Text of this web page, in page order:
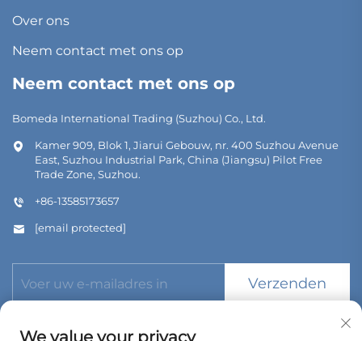
Over ons
Neem contact met ons op
Neem contact met ons op
Bomeda International Trading (Suzhou) Co., Ltd.
Kamer 909, Blok 1, Jiarui Gebouw, nr. 400 Suzhou Avenue
East, Suzhou Industrial Park, China (Jiangsu) Pilot Free
Trade Zone, Suzhou.
+86-13585173657
[email protected]
Verzenden
We value your privacy